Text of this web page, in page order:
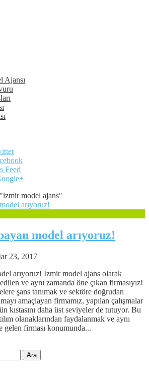
Ajansı
Feed
"izmir model ajans"
model arıyoruz!
23, 2017
arıyoruz! İzmir model ajans olarak
ve aynı zamanda öne çıkan firmasıyız!
şans tanımak ve sektöre doğrudan
amaçlayan firmamız, yapılan çalışmalar
kıstasını daha üst seviyeler de tutuyor. Bu
olanaklarından faydalanmak ve aynı
gelen firması konumunda...